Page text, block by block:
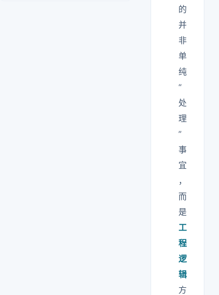
的
并
非
单
纯
“
处
理
”
事
宜
，
而
是
工
程
逻
辑
方